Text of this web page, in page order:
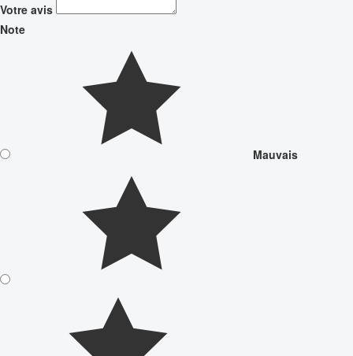
Votre avis
Note
Mauvais